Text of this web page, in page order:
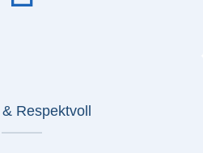
Respektvoll